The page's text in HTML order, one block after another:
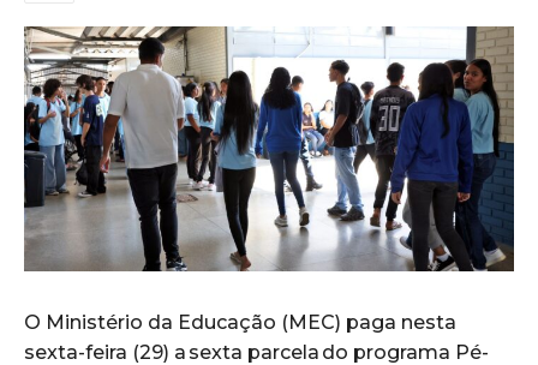
O Ministério da Educação (MEC) paga nesta
sexta-feira (29) a sexta parcela do programa Pé-